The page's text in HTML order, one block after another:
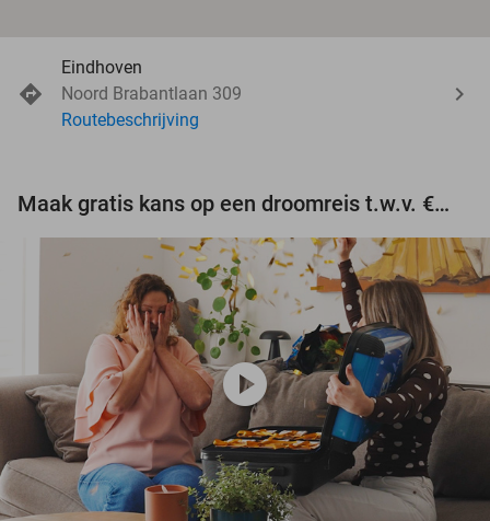
Eindhoven
Noord Brabantlaan 309
Routebeschrijving
Maak gratis kans op een droomreis t.w.v. €3.000!
play_circle